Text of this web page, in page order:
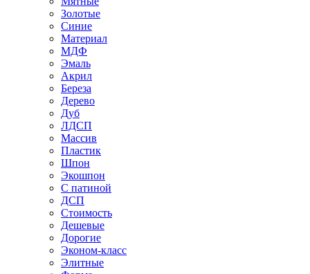
Золотые
Синие
Материал
МДФ
Эмаль
Акрил
Береза
Дерево
Дуб
ЛДСП
Массив
Пластик
Шпон
Экошпон
С патиной
ДСП
Стоимость
Дешевые
Дорогие
Эконом-класс
Элитные